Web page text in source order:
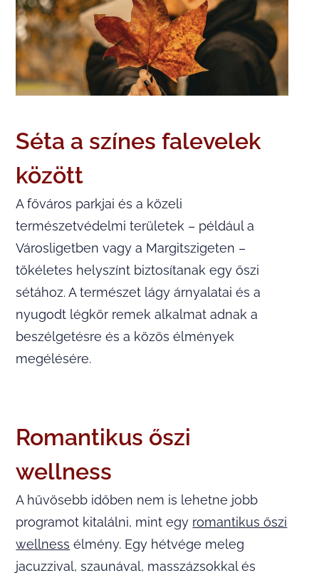
Séta a színes falevelek
között
A főváros parkjai és a közeli
természetvédelmi területek – például a
Városligetben vagy a Margitszigeten –
tökéletes helyszínt biztosítanak egy őszi
sétához. A természet lágy árnyalatai és a
nyugodt légkör remek alkalmat adnak a
beszélgetésre és a közös élmények
megélésére.
Romantikus őszi
wellness
A hűvösebb időben nem is lehetne jobb
programot kitalálni, mint egy romantikus őszi
wellness élmény. Egy hétvége meleg
jacuzzival, szaunával, masszázsokkal és